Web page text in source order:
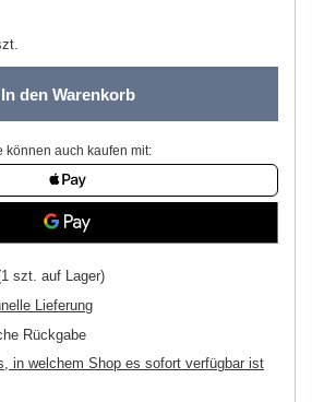
In den Warenkorb
können auch kaufen mit:
szt. auf Lager)
Lieferung
Rückgabe
in welchem Shop es sofort verfügbar ist